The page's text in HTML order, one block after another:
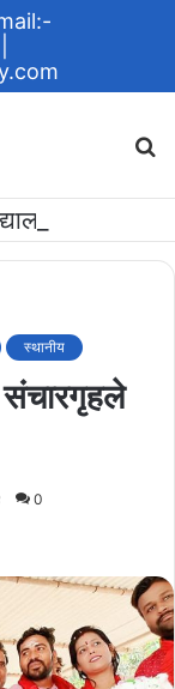
स्थानीय
संचारगृहले
0